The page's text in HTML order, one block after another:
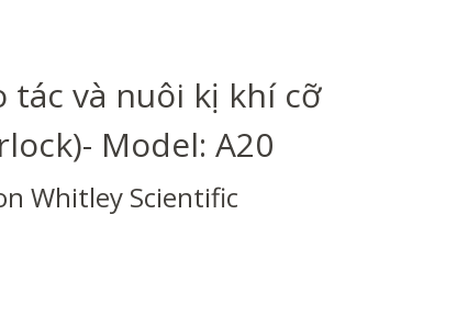
tác và nuôi kị khí cỡ
Model: A20
Whitley Scientific